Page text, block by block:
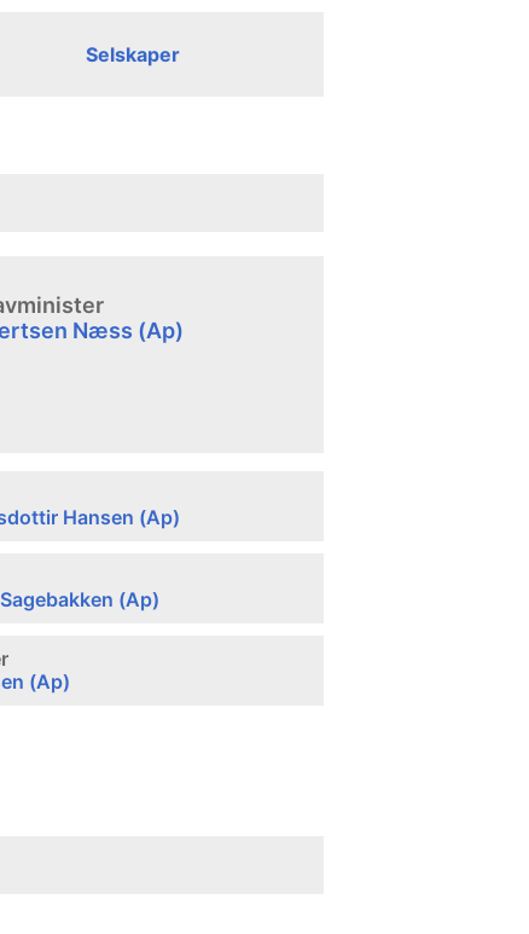
Selskaper
Næss (Ap)
Hansen (Ap)
(Ap)
(Ap)